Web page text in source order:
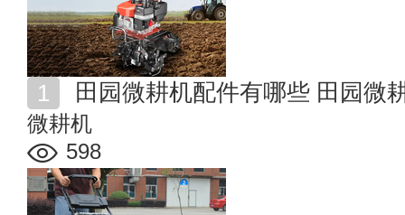
田园微耕机配件有哪些 田园微
微耕机
598